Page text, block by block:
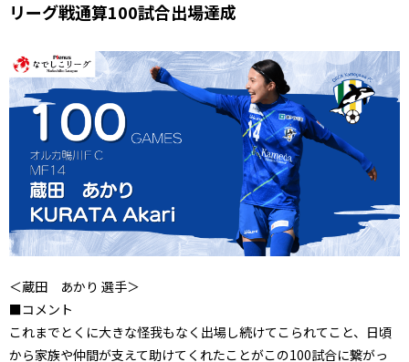
リーグ戦通算100試合出場達成
＜蔵田 あかり 選手＞
■コメント
これまでとくに大きな怪我もなく出場し続けてこられてこと、日頃
から家族や仲間が支えて助けてくれたことがこの100試合に繋がっ